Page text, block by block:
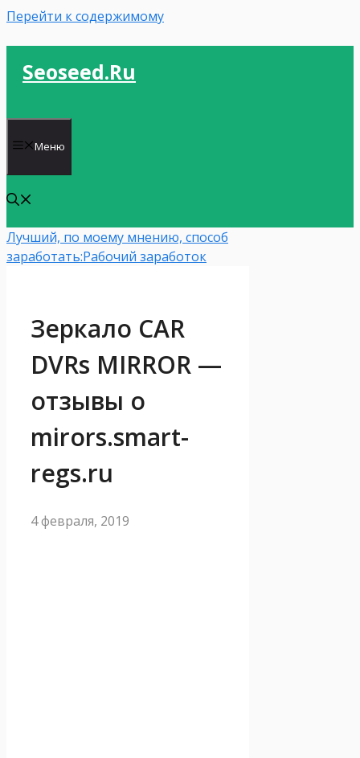
Перейти к содержимому
Seoseed.ru
Меню
Лучший, по моему мнению, способ
заработать:Рабочий заработок
Зеркало CAR
DVRs MIRROR —
отзывы о
mirors.smart-
regs.ru
4 февраля, 2019